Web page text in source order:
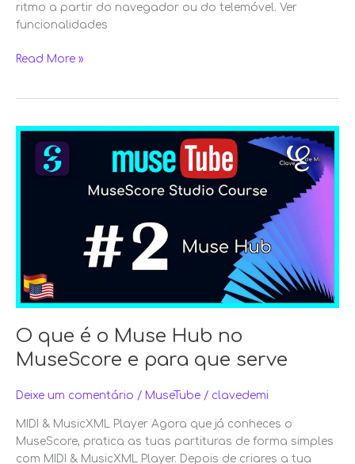
ritmo a partir do navegador ou do telemóvel. Ver
funcionalidades
Read More »
O que é o Muse Hub no
MuseScore e para que serve
Deixe um comentário / MuseTube / clavedemi
MIDI & MusicXML Player Agora que já conheces o
MuseScore, pratica as tuas partituras de forma simples
com MIDI & MusicXML Player. Depois de criares a tua
O
para
que
serve